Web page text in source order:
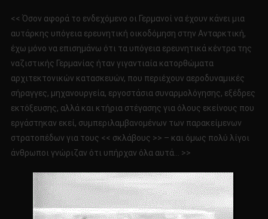
<< Όσον αφορά το ενδεχόμενο οι Γερμανοί να έχουν κάνει μια
αυτάρκης υπόγεια ερευνητική οικοδόμηση στην Ανταρκτική,
έχω μόνο να επισημάνω ότι τα υπόγεια ερευνητικά κέντρα της
ναζιστικής Γερμανίας ήταν γιγαντιαία κατορθώματα
αρχιτεκτονικών κατασκευών, που περιέχουν αεροδυναμικές
σήραγγες, μηχανουργεία, εργοστάσια συναρμολόγησης, εξέδρες
εκτόξευσης, αλλά και κτήρια στέγασης για όλους εκείνους που
εργάστηκαν εκεί, συμπεριλαμβανομένων των παρακείμενων
στρατοπέδων για τους << σκλάβους >> – και όμως πολύ λίγοι
άνθρωποι γνώριζαν ότι υπήρχαν όλα αυτά… >>